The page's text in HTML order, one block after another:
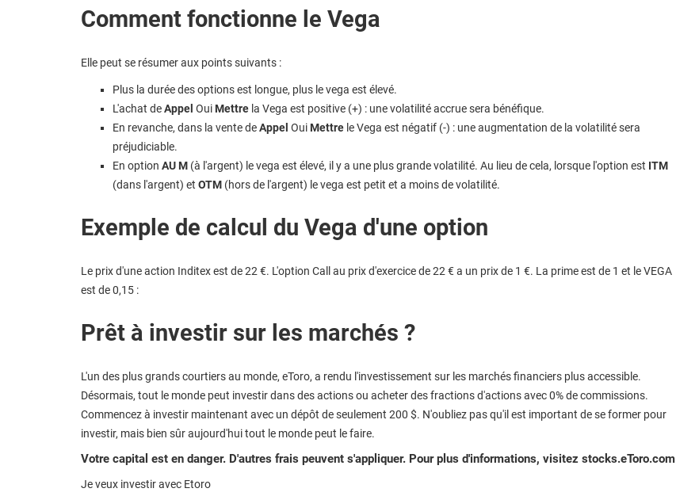
Comment fonctionne le Vega
Elle peut se résumer aux points suivants :
Plus la durée des options est longue, plus le vega est élevé.
L'achat deAppel Oui Mettre la Vega est positive (+) : une volatilité accrue sera bénéfique.
En revanche, dans la vente deAppel Oui Mettre le Vega est négatif (-) : une augmentation de la volatilité sera
préjudiciable.
En option AU M (à l'argent) le vega est élevé, il y a une plus grande volatilité. Au lieu de cela, lorsque l'option est ITM
(dans l'argent) et OTM (hors de l'argent) le vega est petit et a moins de volatilité.
Exemple de calcul du Vega d'une option
Le prix d'une action Inditex est de 22 €. L'option Call au prix d'exercice de 22 € a un prix de 1 €. La prime est de 1 et le VEGA
est de 0,15 :
Prêt à investir sur les marchés ?
L'un des plus grands courtiers au monde, eToro, a rendu l'investissement sur les marchés financiers plus accessible.
Désormais, tout le monde peut investir dans des actions ou acheter des fractions d'actions avec 0% de commissions.
Commencez à investir maintenant avec un dépôt de seulement 200 $. N'oubliez pas qu'il est important de se former pour
investir, mais bien sûr aujourd'hui tout le monde peut le faire.
Votre capital est en danger. D'autres frais peuvent s'appliquer. Pour plus d'informations, visitez stocks.eToro.com
Je veux investir avec Etoro